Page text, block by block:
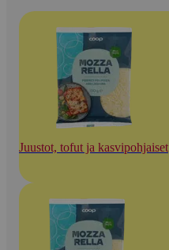
Juustot, tofut ja kasvipohjaiset